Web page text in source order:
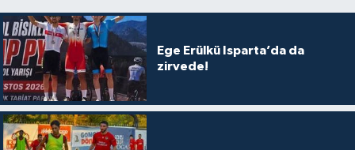
Ege Erülkü Isparta’da da
zirvede!